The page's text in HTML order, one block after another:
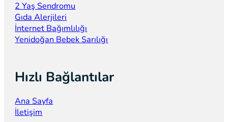
2 Yaş Sendromu
Gıda Alerjileri
İnternet Bağımlılığı
Yenidoğan Bebek Sarılığı
Hızlı Bağlantılar
Ana Sayfa
İletişim